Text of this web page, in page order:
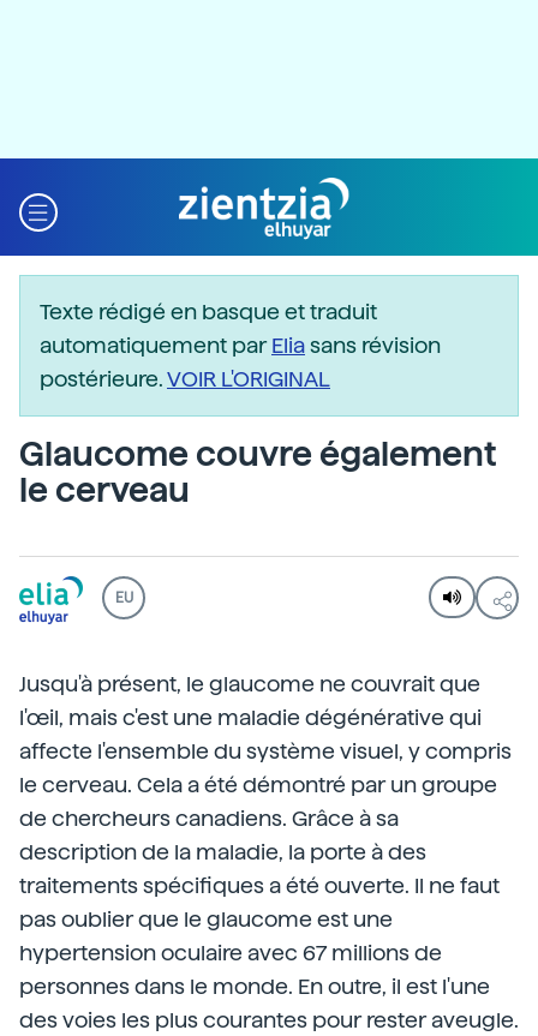
Texte rédigé en basque et traduit
automatiquement parEliasans révision
postérieure.VOIR L'ORIGINAL
Glaucome couvre également
le cerveau
EU
Jusqu'à présent, le glaucome ne couvrait que
l'œil, mais c'est une maladie dégénérative qui
affecte l'ensemble du système visuel, y compris
le cerveau. Cela a été démontré par un groupe
de chercheurs canadiens. Grâce à sa
description de la maladie, la porte à des
traitements spécifiques a été ouverte. Il ne faut
pas oublier que le glaucome est une
hypertension oculaire avec 67 millions de
personnes dans le monde. En outre, il est l'une
des voies les plus courantes pour rester aveugle.